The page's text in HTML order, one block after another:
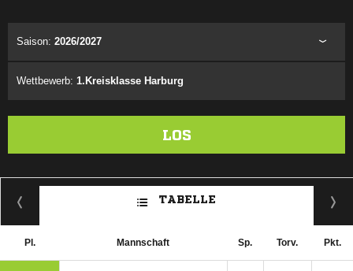
Saison: 2026/2027
Wettbewerb: 1.Kreisklasse Harburg
LOS
TABELLE
Pl. Mannschaft Sp. Torv. Pkt.